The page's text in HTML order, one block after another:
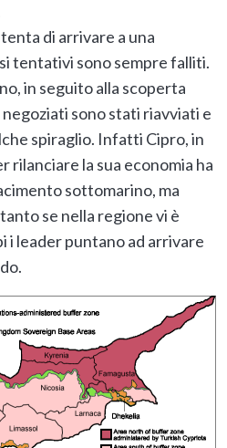
di arrivare a una
tentativi sono sempre falliti.
in seguito alla scoperta
sono stati riavviati e
spiraglio. Infatti Cipro, in
rilanciare la sua economia ha
sottomarino, ma
se nella regione vi è
i leader puntano ad arrivare